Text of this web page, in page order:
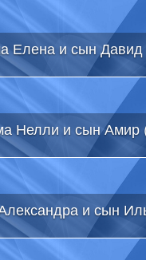
Елена и сын Давид
Нелли и сын Амир
и сын